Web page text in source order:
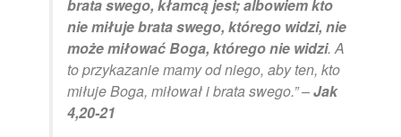
brata swego, kłamcą jest; albowiem kto
nie miłuje brata swego, którego widzi, nie
może miłować Boga, którego nie widzi. A
to przykazanie mamy od niego, aby ten, kto
miłuje Boga, miłował i brata swego.” –Jak
4,20-21